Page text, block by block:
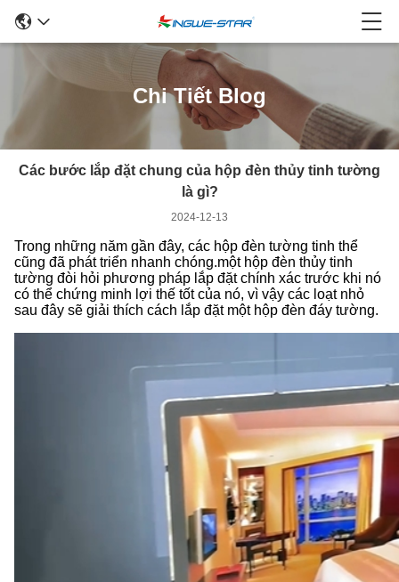
Chi Tiết Blog
Các bước lắp đặt chung của hộp đèn thủy tinh tường
là gì?
2024-12-13
Trong những năm gần đây, các hộp đèn tường tinh thể
cũng đã phát triển nhanh chóng.một hộp đèn thủy tinh
tường đòi hỏi phương pháp lắp đặt chính xác trước khi nó
có thể chứng minh lợi thế tốt của nó, vì vậy các loạt nhỏ
sau đây sẽ giải thích cách lắp đặt một hộp đèn đáy tường.